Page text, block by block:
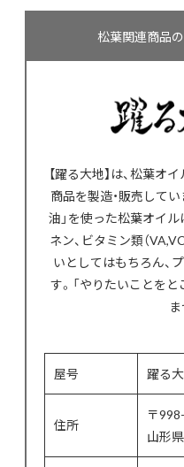
松葉関連商品
【躍る大地】は、松葉オ
商品を製造・販売して
油」を使った松葉オイル
ネン、ビタミン類（
いとしてはもちろん、
す。「やりたいことを
屋号 躍る
住所
〒
山形